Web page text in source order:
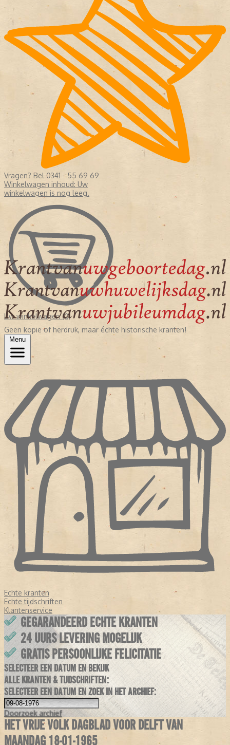
Vragen? Bel 0341 - 55 69 69
Winkelwagen inhoud: Uw
winkelwagen is nog leeg.
Uw winkelwagen (0)
Geen kopie of herdruk, maar échte historische kranten!
Menu
Echte kranten
Echte tijdschriften
Klantenservice
GEGARANDEERD ECHTE KRANTEN
24 UURS LEVERING MOGELIJK
GRATIS PERSOONLIJKE FELICITATIE
SELECTEER EEN DATUM EN BEKIJK
ALLE KRANTEN & TIJDSCHRIFTEN:
SELECTEER EEN DATUM EN ZOEK IN HET ARCHIEF:
Doorzoek archief
HET VRIJE VOLK DAGBLAD VOOR DELFT VAN
MAANDAG 18-01-1965